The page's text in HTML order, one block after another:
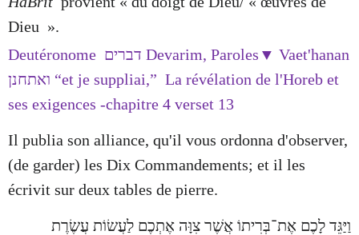
Dieu ».
Deutéronome דברים Devarim, Paroles▼ Vaet'hanan
ואתחנן “et je suppliai,” La révélation de l'Horeb et
ses exigences -chapitre 4 verset 13
Il publia son alliance, qu'il vous ordonna d'observer,
(de garder) les Dix Commandements; et il les
écrivit sur deux tables de pierre.
וַיַּגֵּד לָכֶם אֶת־בְּרִיתוֹ אֲשֶׁר צִוָּה אֶתְכֶם לַעֲשׂוֹת עֲשֶׂרֶת